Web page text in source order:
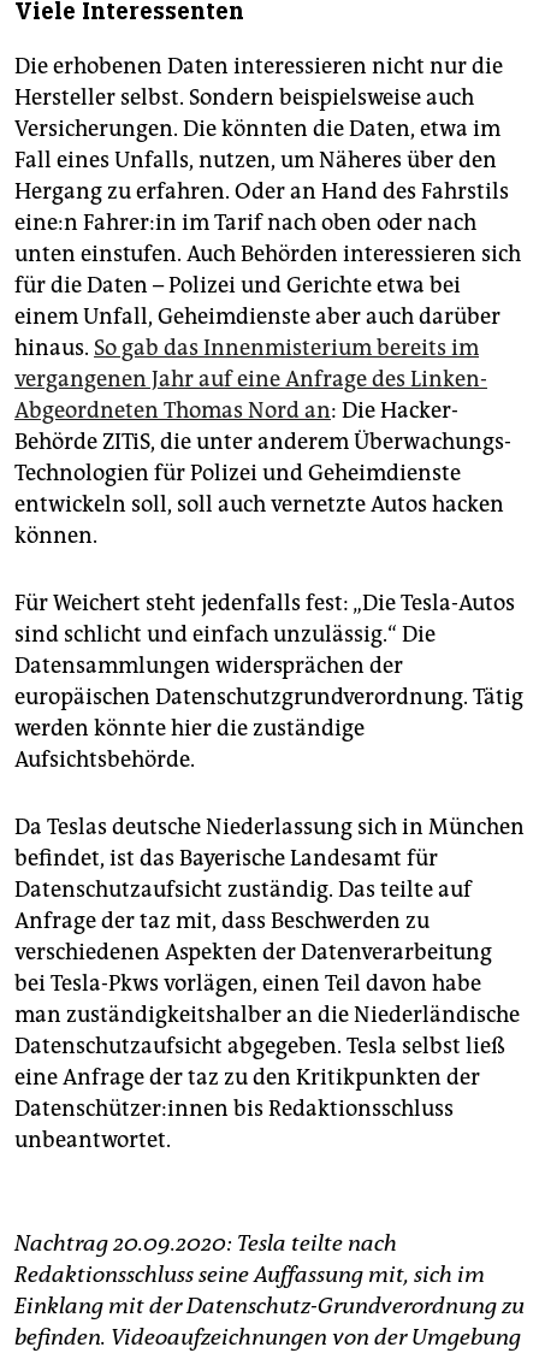
Viele Interessenten
Die erhobenen Daten interessieren nicht nur die
Hersteller selbst. Sondern beispielsweise auch
Versicherungen. Die könnten die Daten, etwa im
Fall eines Unfalls, nutzen, um Näheres über den
Hergang zu erfahren. Oder an Hand des Fahrstils
eine:n Fahrer:in im Tarif nach oben oder nach
unten einstufen. Auch Behörden interessieren sich
für die Daten – Polizei und Gerichte etwa bei
einem Unfall, Geheimdienste aber auch darüber
hinaus. So gab das Innenmisterium bereits im
vergangenen Jahr auf eine Anfrage des Linken-
Abgeordneten Thomas Nord an: Die Hacker-
Behörde ZITiS, die unter anderem Überwachungs-
Technologien für Polizei und Geheimdienste
entwickeln soll, soll auch vernetzte Autos hacken
können.
Für Weichert steht jedenfalls fest: „Die Tesla-Autos
sind schlicht und einfach unzulässig.“ Die
Datensammlungen widersprächen der
europäischen Datenschutzgrundverordnung. Tätig
werden könnte hier die zuständige
Aufsichtsbehörde.
Da Teslas deutsche Niederlassung sich in München
befindet, ist das Bayerische Landesamt für
Datenschutzaufsicht zuständig. Das teilte auf
Anfrage der taz mit, dass Beschwerden zu
verschiedenen Aspekten der Datenverarbeitung
bei Tesla-Pkws vorlägen, einen Teil davon habe
man zuständigkeitshalber an die Niederländische
Datenschutzaufsicht abgegeben. Tesla selbst ließ
eine Anfrage der taz zu den Kritikpunkten der
Datenschützer:innen bis Redaktionsschluss
unbeantwortet.
Nachtrag 20.09.2020: Tesla teilte nach
Redaktionsschluss seine Auffassung mit, sich im
Einklang mit der Datenschutz-Grundverordnung zu
befinden. Videoaufzeichnungen von der Umgebung